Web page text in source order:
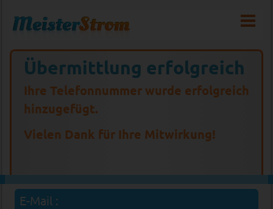
Übermittlung erfolgreich
Ihre Telefonnummer wurde erfolgreich
hinzugefügt.
Vielen Dank für Ihre Mitwirkung!
E-Mail :